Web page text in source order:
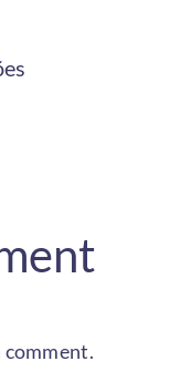
comment.